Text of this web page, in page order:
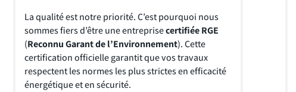
La qualité est notre priorité. C’est pourquoi nous
sommes fiers d’être une entreprisecertifiée RGE
(Reconnu Garant de l’Environnement). Cette
certification officielle garantit que vos travaux
respectent les normes les plus strictes en efficacité
énergétique et en sécurité.